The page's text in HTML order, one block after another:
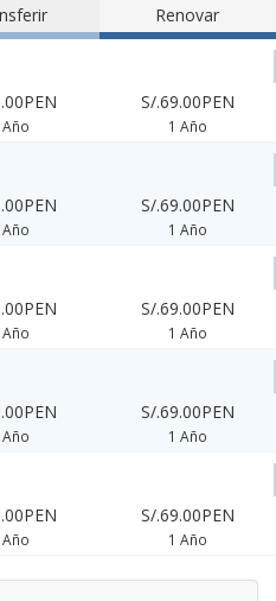
Renovar
Año
S/.69.00PEN
1 Año
Año
S/.69.00PEN
1 Año
Año
S/.69.00PEN
1 Año
Año
S/.69.00PEN
1 Año
Año
S/.69.00PEN
1 Año